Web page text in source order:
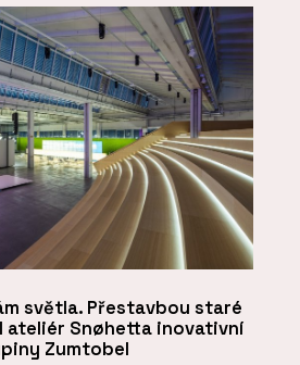
světla. Přestavbou staré
Snøhetta inovativní
Zumtobel